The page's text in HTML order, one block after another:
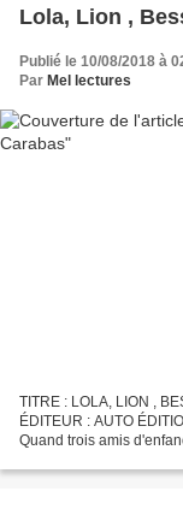
Lola, Lion ,
Publié le 10/08/2018 à
Par Mel lectures
TITRE : LOLA, LION ,
ÉDITEUR : AUTO
Quand trois amis